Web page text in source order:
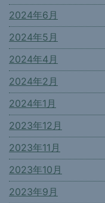
2024年6月
2024年5月
2024年4月
2024年2月
2024年1月
2023年12月
2023年11月
2023年10月
2023年9月